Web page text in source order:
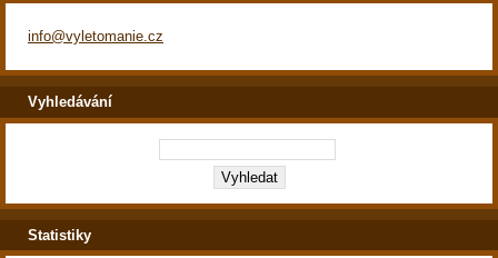
info@vyletomanie.cz
Vyhledávání
Statistiky